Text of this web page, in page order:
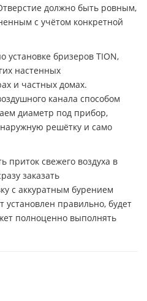
должно быть ровным,
с учётом конкретной
установке бризеров TION,
настенных
и частных домах.
канала способом
диаметр под прибор,
наружную решётку и само
приток свежего воздуха в
заказать
с аккуратным бурением
установлен правильно, будет
полноценно выполнять